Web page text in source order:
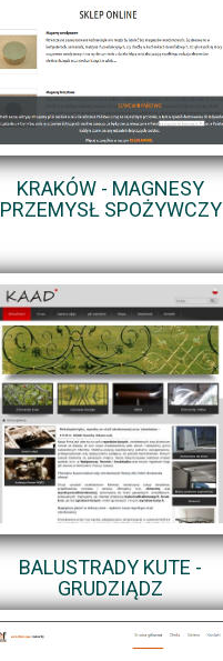
KRAKÓW - MAGNESY
PRZEMYSŁ SPOŻYWCZY
BALUSTRADY KUTE -
GRUDZIĄDZ